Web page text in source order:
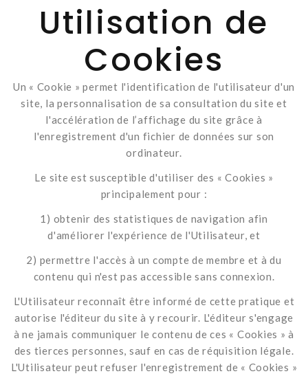
Utilisation de
Cookies
Un « Cookie » permet l'identification de l'utilisateur d'un
site, la personnalisation de sa consultation du site et
l'accélération de l’affichage du site grâce à
l'enregistrement d'un fichier de données sur son
ordinateur.
Le site est susceptible d'utiliser des « Cookies »
principalement pour :
1) obtenir des statistiques de navigation afin
d'améliorer l'expérience de l'Utilisateur, et
2) permettre l'accès à un compte de membre et à du
contenu qui n'est pas accessible sans connexion.
L'Utilisateur reconnaît être informé de cette pratique et
autorise l'éditeur du site à y recourir. L'éditeur s'engage
à ne jamais communiquer le contenu de ces « Cookies » à
des tierces personnes, sauf en cas de réquisition légale.
L'Utilisateur peut refuser l'enregistrement de « Cookies »